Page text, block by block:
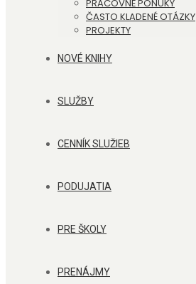
PRACOVNÉ PONUKY
ČASTO KLADENÉ OTÁZKY
PROJEKTY
NOVÉ KNIHY
SLUŽBY
CENNÍK SLUŽIEB
PODUJATIA
PRE ŠKOLY
PRENÁJMY